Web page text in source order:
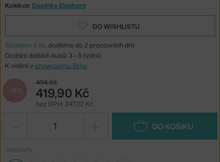
Kolekce: Doplňky Elephant
DO WISHLISTU
Skladem 4 ks, dodáme do 2 pracovních dní
Dodání dalších kusů: 3 - 5 týdnů
K vidění v showroomu Brno
−15 %
494 Kč
419,90 Kč
bez DPH: 347,02 Kč
DO KOŠÍKU
VARIANTA